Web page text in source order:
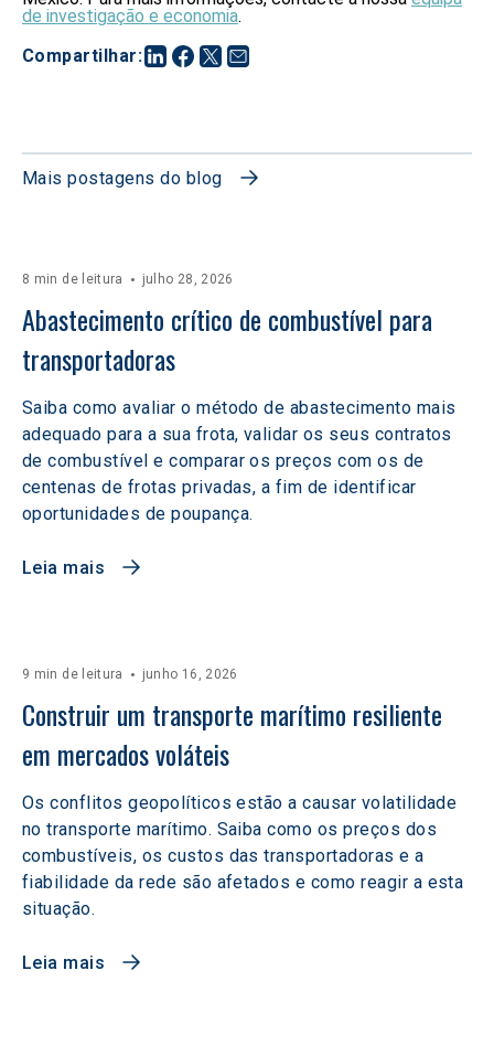
Compartilhar:
de investigação e economia.
Mais postagens do blog
8 min de leitura julho 28, 2026
Abastecimento crítico de combustível para
transportadoras
Saiba como avaliar o método de abastecimento mais
adequado para a sua frota, validar os seus contratos
de combustível e comparar os preços com os de
centenas de frotas privadas, a fim de identificar
oportunidades de poupança.
Leia mais
9 min de leitura junho 16, 2026
Construir um transporte marítimo resiliente
em mercados voláteis
Os conflitos geopolíticos estão a causar volatilidade
no transporte marítimo. Saiba como os preços dos
combustíveis, os custos das transportadoras e a
fiabilidade da rede são afetados e como reagir a esta
situação.
Leia mais